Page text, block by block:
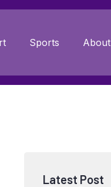
Sports About
Latest Post